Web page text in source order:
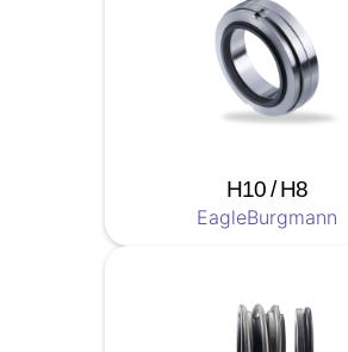
H10 / H8
EagleBurgmann